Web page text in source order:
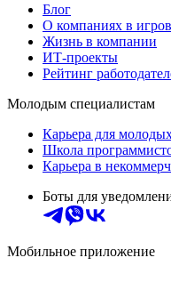
Блог
О компаниях в
Жизнь в компании
ИТ-проекты
Рейтинг
Молодым специалистам
Карьера для
Школа
Карьера в
Боты для
Мобильное приложение